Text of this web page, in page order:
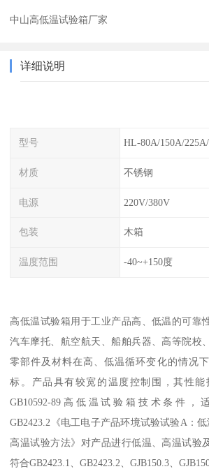
中山高低温试验箱厂家
详细说明
型号 HL-80A/150A/
材质 不锈钢
电源 220V/380V
包装 木箱
温度范围 -40~+150度
高低温试验箱用于工业产品高、低温的可靠
汽车摩托、航空航天、船舶兵器、高等院校
零部件及材料在高、低温循环变化的情况
标。产品具有较宽的温度控制围，其性
GB10592-89高低温试验箱技术条件，适
GB2423.2《电工电子产品环境试验试验A：
高温试验方法》对产品进行低温、高温试验
符合GB2423.1、GB2423.2、GJB150.3、